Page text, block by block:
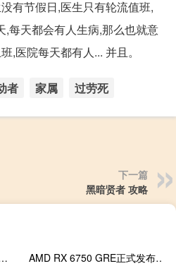
有节假日,医生只有轮流值班,
,每天都会有人生病,那么也就意
,医院每天都有人... 并且。
者 家属 过劳死
下一篇
黑暗贤者 攻略
么夸他（比较少见的姓氏）
AMD RX 6750 GRE正式发布：12GB大显存只要2379元